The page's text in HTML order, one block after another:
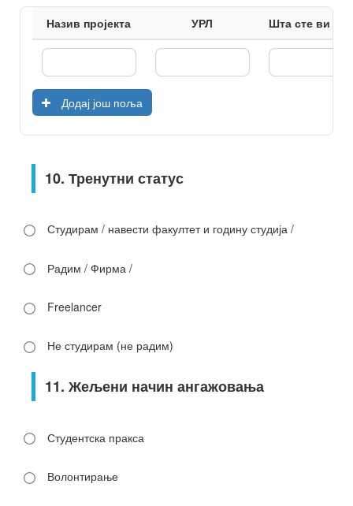
Назив пројекта УРЛ Шта сте ви
Додај још поља
10. Тренутни статус
Студирам / навести факултет и годину студија /
Радим / Фирма /
Freelancer
Не студирам (не радим)
11. Жељени начин ангажовања
Студентска пракса
Волонтирање